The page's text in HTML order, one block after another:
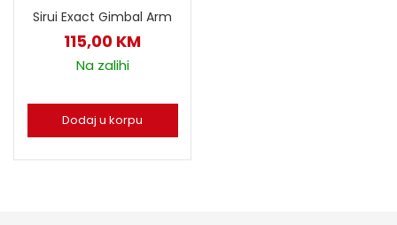
Sirui Exact Gimbal Arm
115,00 KM
Na zalihi
Dodaj u korpu